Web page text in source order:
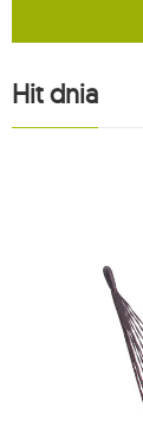
Hit dnia